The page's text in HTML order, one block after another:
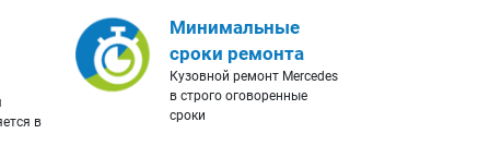
в
Минимальные
сроки ремонта
Кузовной ремонт Mercedes
в строго оговоренные
сроки